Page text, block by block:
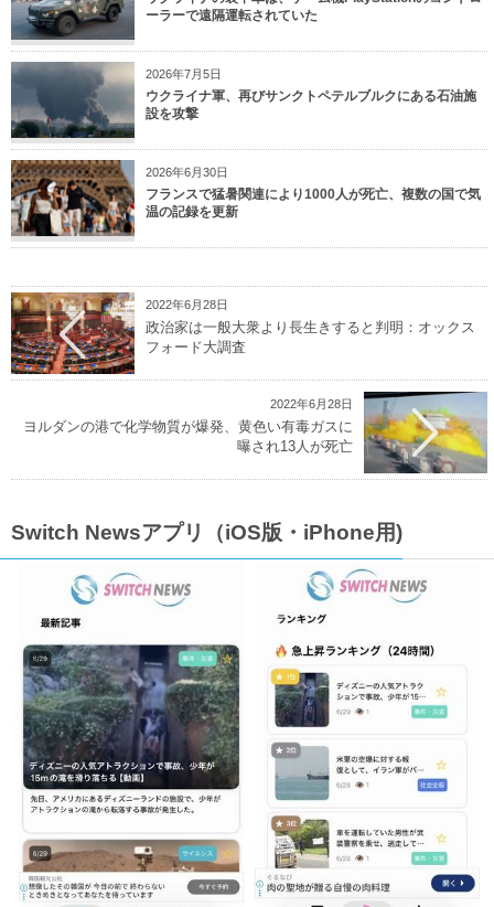
ーラーで遠隔運転されていた
2026年7月5日
ウクライナ軍、再びサンクトペテルブルクにある石油施
設を攻撃
2026年6月30日
フランスで猛暑関連により1000人が死亡、複数の国で気
温の記録を更新
2022年6月28日
政治家は一般大衆より長生きすると判明：オックス
フォード大調査
2022年6月28日
ヨルダンの港で化学物質が爆発、黄色い有毒ガスに
曝され13人が死亡
Switch Newsアプリ（iOS版・iPhone用)